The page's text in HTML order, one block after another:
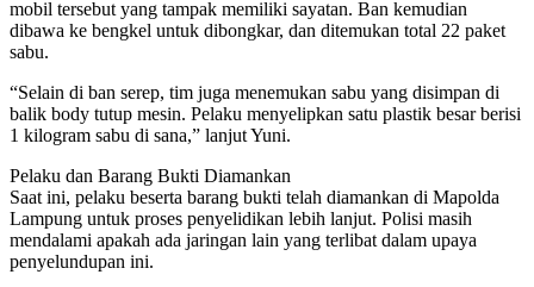
mobil tersebut yang tampak memiliki sayatan. Ban kemudian
dibawa ke bengkel untuk dibongkar, dan ditemukan total 22 paket
sabu.
“Selain di ban serep, tim juga menemukan sabu yang disimpan di
balik body tutup mesin. Pelaku menyelipkan satu plastik besar berisi
1 kilogram sabu di sana,” lanjut Yuni.
Pelaku dan Barang Bukti Diamankan
Saat ini, pelaku beserta barang bukti telah diamankan di Mapolda
Lampung untuk proses penyelidikan lebih lanjut. Polisi masih
mendalami apakah ada jaringan lain yang terlibat dalam upaya
penyelundupan ini.